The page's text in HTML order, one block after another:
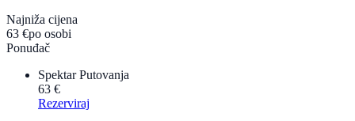
Najniža cijena
63 €po osobi
Ponuđač
Spektar Putovanja
63 €
Rezerviraj